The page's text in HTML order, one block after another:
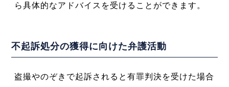
ら具体的なアドバイスを受けることができます。
不起訴処分の獲得に向けた弁護活動
盗撮やのぞきで起訴されると有罪判決を受けた場合